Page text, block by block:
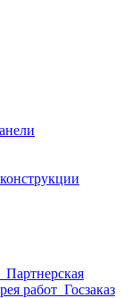
Партнерская
работ Госзаказ